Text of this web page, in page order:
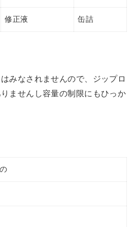
修正液 缶詰
みなされませんので、ジップロ
ませんし容量の制限にもひっか